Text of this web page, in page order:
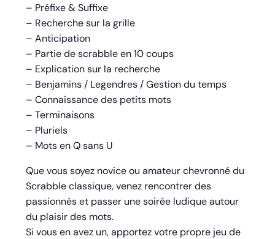
– Préfixe & Suffixe
– Recherche sur la grille
– Anticipation
– Partie de scrabble en 10 coups
– Explication sur la recherche
– Benjamins / Legendres / Gestion du temps
– Connaissance des petits mots
– Terminaisons
– Pluriels
– Mots en Q sans U
Que vous soyez novice ou amateur chevronné du
Scrabble classique, venez rencontrer des
passionnés et passer une soirée ludique autour
du plaisir des mots.
Si vous en avez un, apportez votre propre jeu de